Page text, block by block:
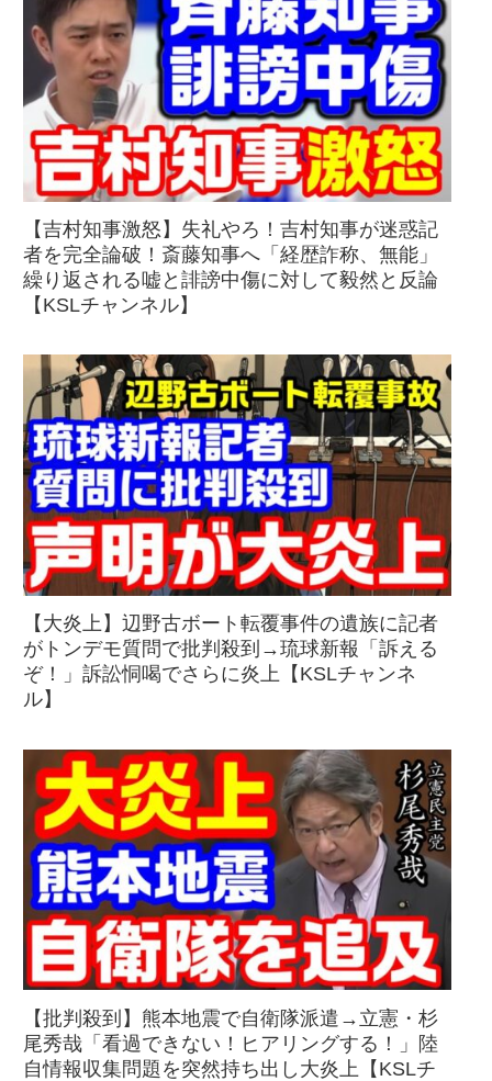
【吉村知事激怒】失礼やろ！吉村知事が迷惑記
者を完全論破！斎藤知事へ「経歴詐称、無能」
繰り返される嘘と誹謗中傷に対して毅然と反論
【KSLチャンネル】
【大炎上】辺野古ボート転覆事件の遺族に記者
がトンデモ質問で批判殺到→琉球新報「訴える
ぞ！」訴訟恫喝でさらに炎上【KSLチャンネ
ル】
【批判殺到】熊本地震で自衛隊派遣→立憲・杉
尾秀哉「看過できない！ヒアリングする！」陸
自情報収集問題を突然持ち出し大炎上【KSLチ